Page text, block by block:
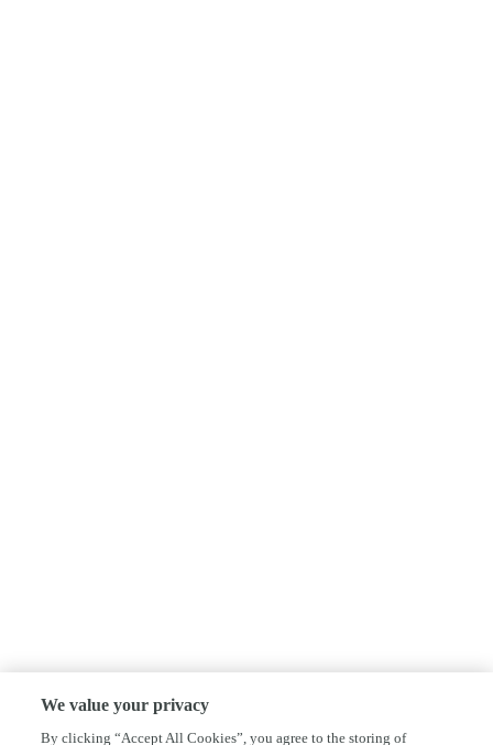
We value your privacy
By clicking “Accept All Cookies”, you agree to the storing of